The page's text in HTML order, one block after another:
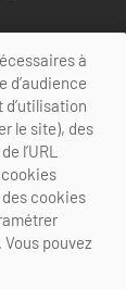
à
d’audience
le site), des
l’URL
cookies
cookies
pouvez